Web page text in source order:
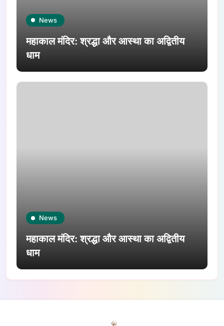
News
महाकाल मंदिर: श्रद्धा और आस्था का अद्वितीय
धाम
News
महाकाल मंदिर: श्रद्धा और आस्था का अद्वितीय
धाम